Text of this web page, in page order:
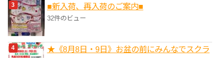
■新入荷、再入荷のご案内■
32件のビュー
★《8月8日・9日》お盆の前にみんなでスクラ